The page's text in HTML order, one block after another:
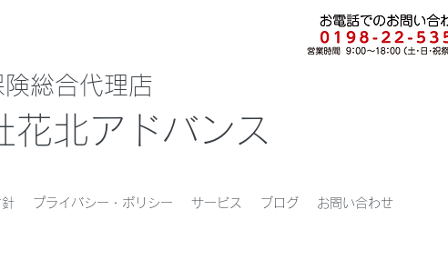
険総合代理店
花北アドバンス
針 プライバシー・ポリシー サービス ブログ お問い合わせ